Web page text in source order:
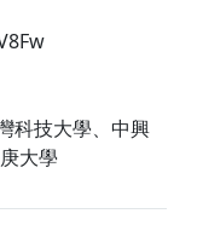
科技大學、中興
大學